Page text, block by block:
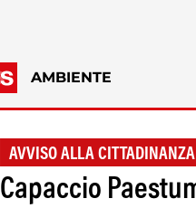
AMBIENTE
AVVISO ALLA CITTADINANZA
Capaccio